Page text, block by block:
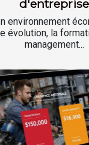
d'entreprise
environnement
évolution, la
management...